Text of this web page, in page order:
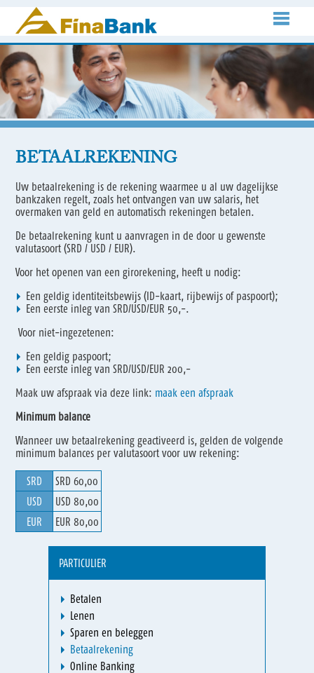
BETAALREKENING
Uw betaalrekening is de rekening waarmee u al uw dagelijkse
bankzaken regelt, zoals het ontvangen van uw salaris, het
overmaken van geld en automatisch rekeningen betalen.
De betaalrekening kunt u aanvragen in de door u gewenste
valutasoort (SRD / USD / EUR).
Voor het openen van een girorekening, heeft u nodig:
Een geldig identiteitsbewijs (ID-kaart, rijbewijs of paspoort);
Een eerste inleg van SRD/USD/EUR 50,-.
Voor niet-ingezetenen:
Een geldig paspoort;
Een eerste inleg van SRD/USD/EUR 200,-
Maak uw afspraak via deze link: maak een afspraak
Minimum balance
Wanneer uw betaalrekening geactiveerd is, gelden de volgende
minimum balances per valutasoort voor uw rekening:
SRD
SRD 60,00
USD
USD 80,00
EUR
EUR 80,00
PARTICULIER
Betalen
Lenen
Sparen en beleggen
Betaalrekening
Online Banking